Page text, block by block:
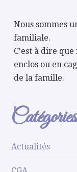
Nous sommes
familiale.
C'est à dire que
enclos ou en
de la famille.
Catégories
Actualités